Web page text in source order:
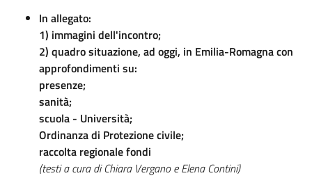
In allegato:
1) immagini dell'incontro;
2) quadro situazione, ad oggi, in Emilia-Romagna con
approfondimenti su:
presenze;
sanità;
scuola - Università;
Ordinanza di Protezione civile;
raccolta regionale fondi
(testi a cura di Chiara Vergano e Elena Contini)